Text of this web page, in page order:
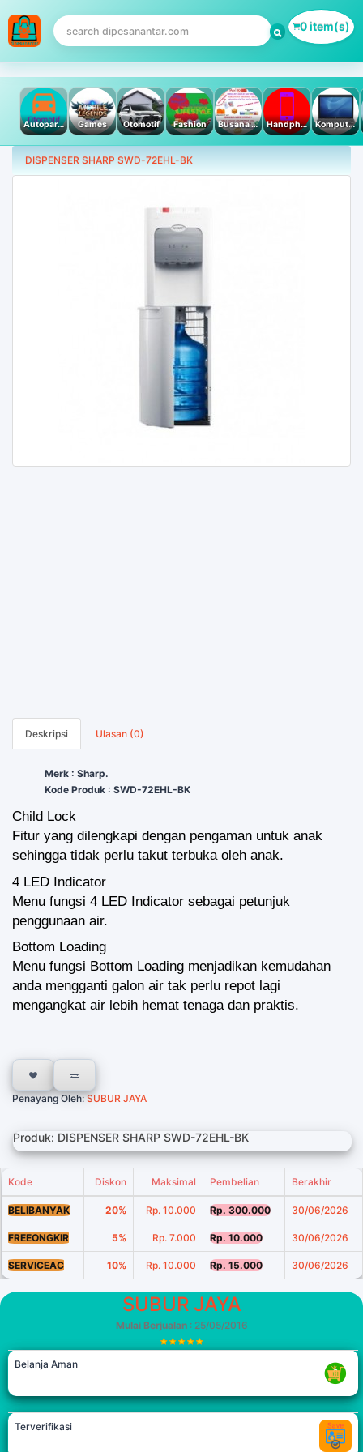
0 item(s)
Autoparts Games Otomotif Fashion Busana Muslim Handphone & Tablet Komputer PC & Laptop
DISPENSER SHARP SWD-72EHL-BK
Deskripsi Ulasan (0)
Merk : Sharp.
Kode Produk : SWD-72EHL-BK
Child Lock
Fitur yang dilengkapi dengan pengaman untuk anak
sehingga tidak perlu takut terbuka oleh anak.
4 LED Indicator
Menu fungsi 4 LED Indicator sebagai petunjuk
penggunaan air.
Bottom Loading
Menu fungsi Bottom Loading menjadikan kemudahan
anda mengganti galon air tak perlu repot lagi
mengangkat air lebih hemat tenaga dan praktis.
Penayang Oleh:SUBUR JAYA
Produk: DISPENSER SHARP SWD-72EHL-BK
Kode Diskon Maksimal Pembelian Berakhir
BELIBANYAK 20% Rp. 10.000 Rp. 300.000 30/06/2026
FREEONGKIR 5% Rp. 7.000 Rp. 10.000 30/06/2026
SERVICEAC 10% Rp. 10.000 Rp. 15.000 30/06/2026
SUBUR JAYA
Mulai Berjualan: 25/05/2016
Belanja Aman
Terverifikasi